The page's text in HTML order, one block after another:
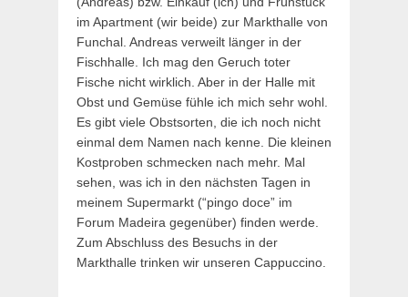
im Apartment (wir beide) zur Markthalle von
Funchal. Andreas verweilt länger in der
Fischhalle. Ich mag den Geruch toter
Fische nicht wirklich. Aber in der Halle mit
Obst und Gemüse fühle ich mich sehr wohl.
Es gibt viele Obstsorten, die ich noch nicht
einmal dem Namen nach kenne. Die kleinen
Kostproben schmecken nach mehr. Mal
sehen, was ich in den nächsten Tagen in
meinem Supermarkt (“pingo doce” im
Forum Madeira gegenüber) finden werde.
Zum Abschluss des Besuchs in der
Markthalle trinken wir unseren Cappuccino.